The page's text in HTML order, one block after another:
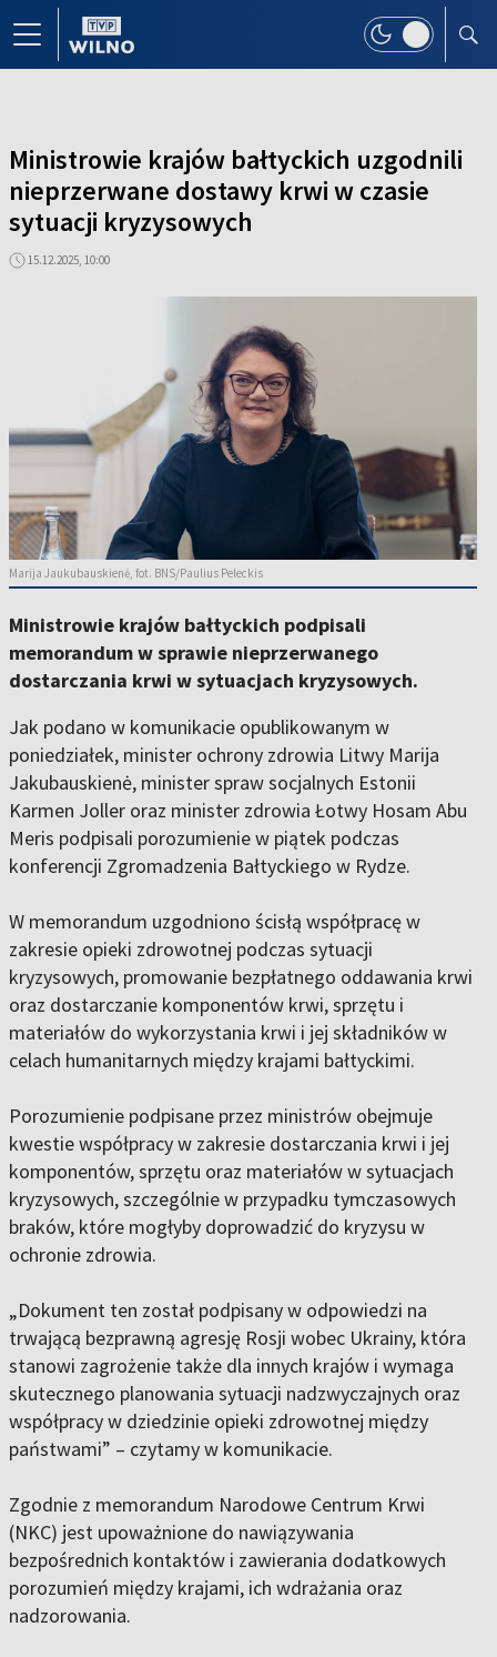
Ministrowie krajów bałtyckich uzgodnili
nieprzerwane dostawy krwi w czasie
sytuacji kryzysowych
15.12.2025, 10:00
Marija Jaukubauskienė, fot. BNS/Paulius Peleckis
Ministrowie krajów bałtyckich podpisali
memorandum w sprawie nieprzerwanego
dostarczania krwi w sytuacjach kryzysowych.
Jak podano w komunikacie opublikowanym w
poniedziałek, minister ochrony zdrowia Litwy Marija
Jakubauskienė, minister spraw socjalnych Estonii
Karmen Joller oraz minister zdrowia Łotwy Hosam Abu
Meris podpisali porozumienie w piątek podczas
konferencji Zgromadzenia Bałtyckiego w Rydze.
W memorandum uzgodniono ścisłą współpracę w
zakresie opieki zdrowotnej podczas sytuacji
kryzysowych, promowanie bezpłatnego oddawania krwi
oraz dostarczanie komponentów krwi, sprzętu i
materiałów do wykorzystania krwi i jej składników w
celach humanitarnych między krajami bałtyckimi.
Porozumienie podpisane przez ministrów obejmuje
kwestie współpracy w zakresie dostarczania krwi i jej
komponentów, sprzętu oraz materiałów w sytuacjach
kryzysowych, szczególnie w przypadku tymczasowych
braków, które mogłyby doprowadzić do kryzysu w
ochronie zdrowia.
„Dokument ten został podpisany w odpowiedzi na
trwającą bezprawną agresję Rosji wobec Ukrainy, która
stanowi zagrożenie także dla innych krajów i wymaga
skutecznego planowania sytuacji nadzwyczajnych oraz
współpracy w dziedzinie opieki zdrowotnej między
państwami” – czytamy w komunikacie.
Zgodnie z memorandum Narodowe Centrum Krwi
(NKC) jest upoważnione do nawiązywania
bezpośrednich kontaktów i zawierania dodatkowych
porozumień między krajami, ich wdrażania oraz
nadzorowania.